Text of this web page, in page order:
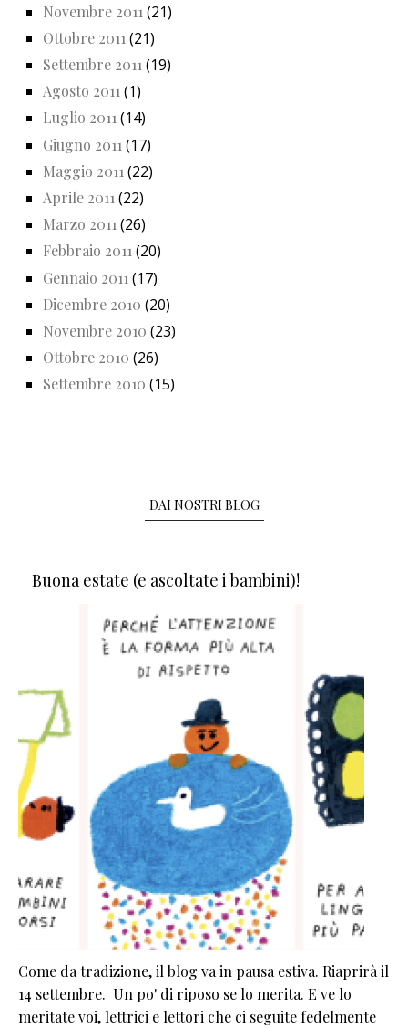
Novembre 2011 (21)
Ottobre 2011 (21)
Settembre 2011 (19)
Agosto 2011(1)
Luglio 2011(14)
Giugno 2011 (17)
Maggio 2011 (22)
Aprile 2011 (22)
Marzo 2011 (26)
Febbraio 2011(20)
Gennaio 2011 (17)
Dicembre 2010 (20)
Novembre 2010 (23)
Ottobre 2010 (26)
Settembre 2010 (15)
DAI NOSTRI BLOG
Buona estate (e ascoltate i bambini)!
Come da tradizione, il blog va in pausa estiva. Riaprirà il
14 settembre. Un po' di riposo se lo merita. E ve lo
meritate voi, lettrici e lettori che ci seguite fedelmente